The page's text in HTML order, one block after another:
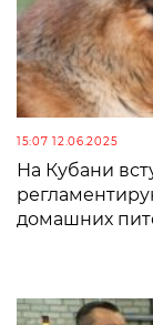
15:07 12.06.2025
На Кубани
домашних